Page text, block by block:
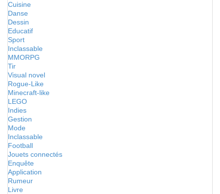
Cuisine
Danse
Dessin
Educatif
Sport
Inclassable
MMORPG
Tir
Visual novel
Rogue-Like
Minecraft-like
LEGO
Indies
Gestion
Mode
Inclassable
Football
Jouets connectés
Enquête
Application
Rumeur
Livre